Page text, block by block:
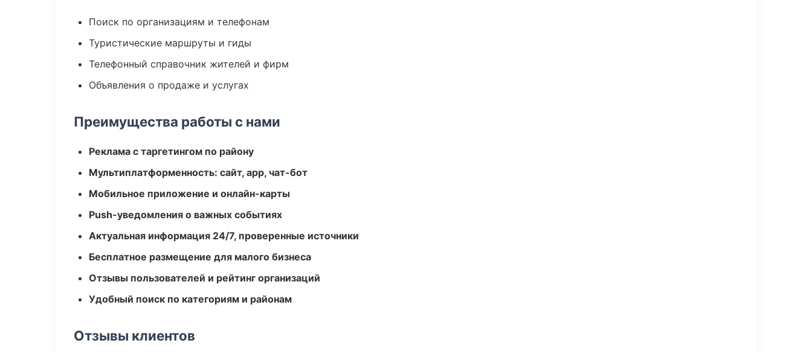
Поиск по организациям и телефонам
Туристические маршруты и гиды
Телефонный справочник жителей и фирм
Объявления о продаже и услугах
Преимущества работы с нами
Реклама с таргетингом по району
Мультиплатформенность: сайт, app, чат-бот
Мобильное приложение и онлайн-карты
Push-уведомления о важных событиях
Актуальная информация 24/7, проверенные источники
Бесплатное размещение для малого бизнеса
Отзывы пользователей и рейтинг организаций
Удобный поиск по категориям и районам
Отзывы клиентов